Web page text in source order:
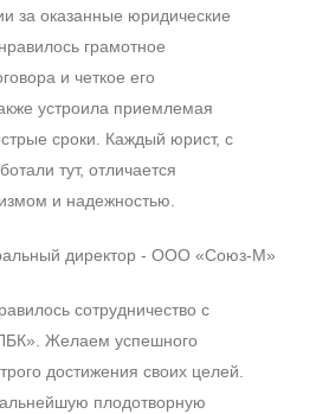
за оказанные юридические
грамотное
и четкое его
устроила приемлемая
сроки. Каждый юрист, с
тут, отличается
и надежностью.
директор - ООО «Союз-М»
сотрудничество с
Желаем успешного
достижения своих целей.
плодотворную